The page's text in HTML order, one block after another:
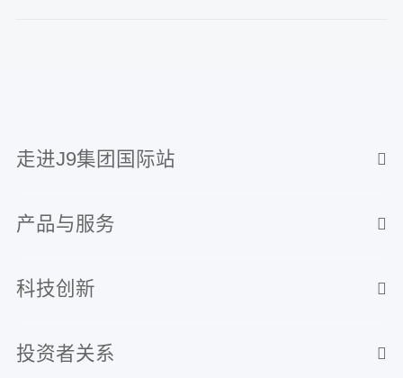
走进J9集团国际站
产品与服务
科技创新
投资者关系